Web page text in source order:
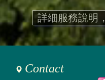
詳細服務說明
Contact